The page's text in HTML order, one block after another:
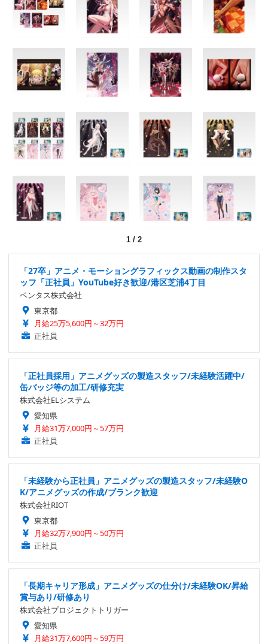
1 / 2
「27卒」アニメ・モーショングラフィックス動画の制作スタ
ッフ「正社員」YouTube好き歓迎/港区芝浦4丁目
ベンタス株式会社
東京都
月給25万5,600円～32万円
正社員
「正社員採用」アニメグッズの製造スタッフ/未経験活躍中/
缶バッジ等の加工/研修充実
株式会社ELシステム
愛知県
月給31万7,000円～57万円
正社員
「未経験から正社員」アニメグッズの製造スタッフ/未経験O
K/アニメグッズの作成/ブランク歓迎
株式会社RIOT
東京都
月給32万7,900円～50万円
正社員
「長期キャリア形成」アニメグッズの仕分け/未経験OK/昇給
賞与あり/研修あり
株式会社プロジェクトトリガー
愛知県
月給31万7,600円～59万円